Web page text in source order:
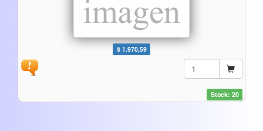
$ 1.970,59
Stock: 20